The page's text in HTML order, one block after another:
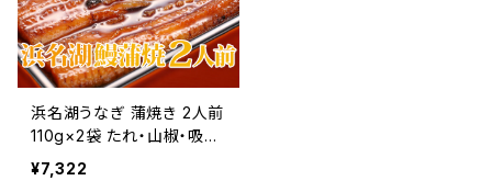
浜名湖うなぎ 蒲焼き 2人前
110g×2袋 たれ・山椒・吸い
物付き【国産鰻】【静岡県浜
松産】【送料無料】【ギフト プ
¥7,322